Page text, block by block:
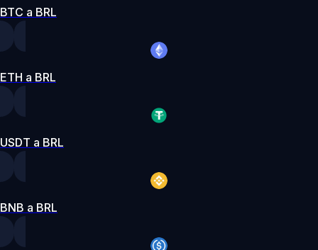
BTC a BRL
ETH a BRL
USDT a BRL
BNB a BRL